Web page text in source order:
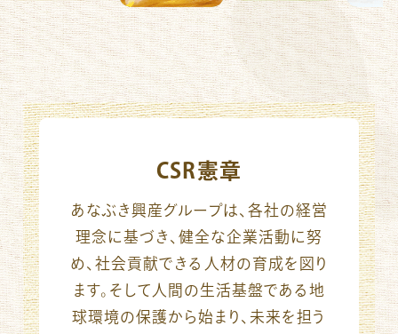
CSR憲章
あなぶき興産グループは、各社の経営
理念に基づき、 健全な企業活動に努
め、社会貢献できる人材の育成を図り
ます。 そして人間の生活基盤である地
球環境の保護から始まり、 未来を担う